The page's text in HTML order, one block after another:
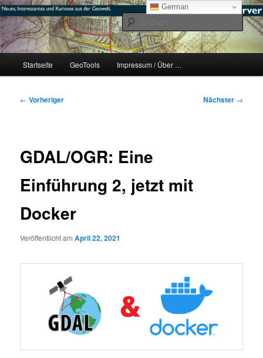
Zum
primären
Inhalt
springen#geoObserver
mikeE's GeoBlog
Startseite GeoTools Impressum / Über …
Beitragsnavigation
← Vorheriger Nächster →
GDAL/OGR: Eine
Einführung 2, jetzt mit
Docker
Veröffentlicht amApril 22, 2021
German